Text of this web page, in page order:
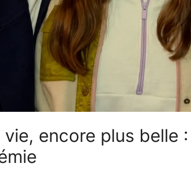
vie, encore plus belle